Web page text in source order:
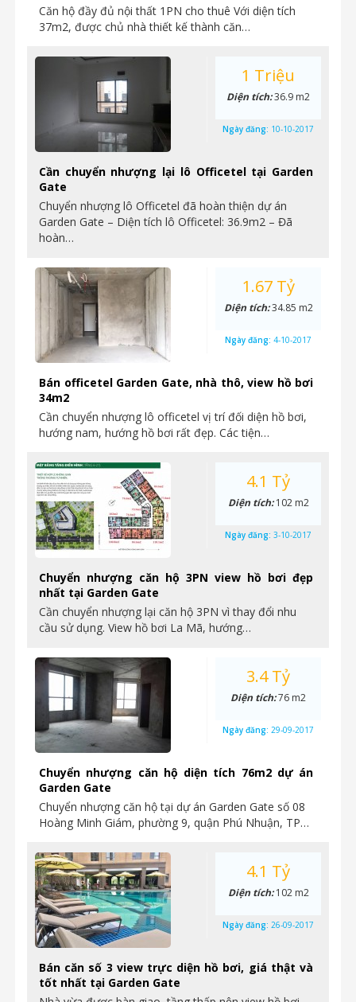
Căn hộ đầy đủ nội thất 1PN cho thuê Với diện tích
37m2, được chủ nhà thiết kế thành căn…
Cần chuyển nhượng lại lô Officetel tại Garden
Gate
Chuyển nhượng lô Officetel đã hoàn thiện dự án
Garden Gate – Diện tích lô Officetel: 36.9m2 – Đã
hoàn…
1 Triệu
Diện tích:36.9 m2
Ngày đăng: 10-10-2017
Bán officetel Garden Gate, nhà thô, view hồ bơi
34m2
Cần chuyển nhượng lô officetel vị trí đối diện hồ bơi,
hướng nam, hướng hồ bơi rất đẹp. Các tiện…
1.67 Tỷ
Diện tích:34.85 m2
Ngày đăng: 4-10-2017
Chuyển nhượng căn hộ 3PN view hồ bơi đẹp
nhất tại Garden Gate
Cần chuyển nhượng lại căn hộ 3PN vì thay đổi nhu
cầu sử dụng. View hồ bơi La Mã, hướng…
4.1 Tỷ
Diện tích:102 m2
Ngày đăng: 3-10-2017
Chuyển nhượng căn hộ diện tích 76m2 dự án
Garden Gate
Chuyển nhượng căn hộ tại dự án Garden Gate số 08
Hoàng Minh Giám, phường 9, quận Phú Nhuận, TP…
3.4 Tỷ
Diện tích:76 m2
Ngày đăng: 29-09-2017
Bán căn số 3 view trực diện hồ bơi, giá thật và
tốt nhất tại Garden Gate
4.1 Tỷ
Diện tích:102 m2
Ngày đăng: 26-09-2017